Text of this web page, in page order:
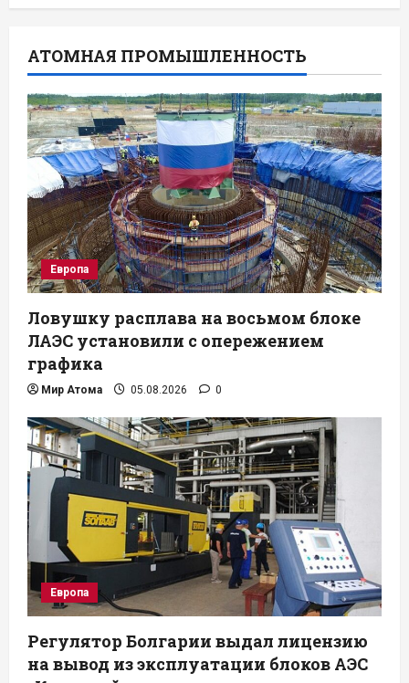
АТОМНАЯ ПРОМЫШЛЕННОСТЬ
Европа
Ловушку расплава на восьмом блоке
ЛАЭС установили с опережением
графика
Мир Атома 05.08.2026 0
Европа
Регулятор Болгарии выдал лицензию
на вывод из эксплуатации блоков АЭС